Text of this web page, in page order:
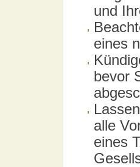
und
eines
bevor
alle
eines